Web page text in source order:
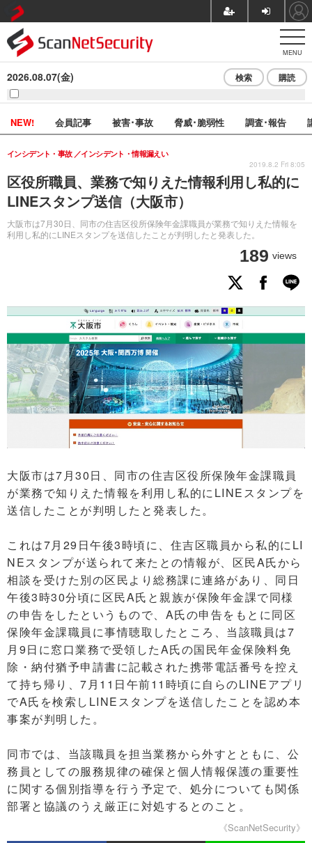
MENU
2026.08.07(金) 検索 購読
NEW! 会員記事 被害･事故 脅威･脆弱性 調査･報告
区役所職員、業務で知りえた情報利用し私的に
LINEスタンプ送信（大阪市）
大阪市は7月30日、同市の住吉区役所保険年金課職員が業務で知りえた情報を
利用し私的にLINEスタンプを送信したことが判明したと発表した。
インシデント・事故 インシデント・情報漏えい
189 views
2019.8.2 Fri 8:05
大阪市は7月30日、同市の住吉区役所保険年金課職員
が業務で知りえた情報を利用し私的にLINEスタンプを
送信したことが判明したと発表した。
これは7月29日午後3時頃に、住吉区職員から私的にLI
NEスタンプが送られて来たとの情報が、区民A氏から
相談を受けた別の区民より総務課に連絡があり、同日
午後3時30分頃に区民A氏と親族が保険年金課で同様
の申告をしたというもので、A氏の申告をもとに同区
保険年金課職員に事情聴取したところ、当該職員は7
月9日に窓口業務で受領したA氏の国民年金保険料免
除・納付猶予申請書に記載された携帯電話番号を控え
て持ち帰り、7月11日午前11時頃に自らのLINEアプリ
でA氏を検索しLINEスタンプを送信したことを認め本
事案が判明した。
同市では、当該職員を担当業務から外すとともに、公
務員としての服務規律の確保と個人情報保護の重要性
に関する個別指導を行う予定で、処分についても関係
部署と協議のうえ厳正に対処するとのこと。
《ScanNetSecurity》